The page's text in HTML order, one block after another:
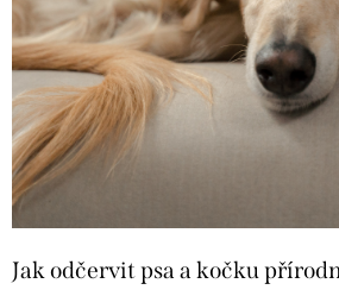
Jak odčervit psa a kočku